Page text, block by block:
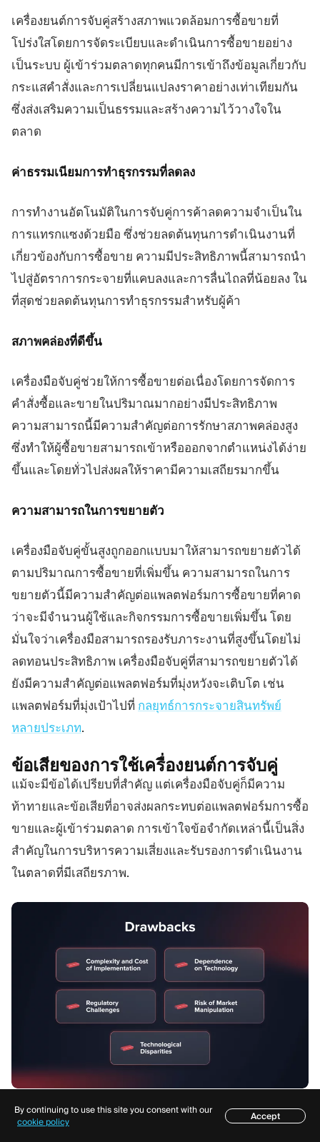
เครื่องยนต์การจับคู่สร้างสภาพแวดล้อมการซื้อขายที่
โปร่งใสโดยการจัดระเบียบและดำเนินการซื้อขายอย่าง
เป็นระบบ ผู้เข้าร่วมตลาดทุกคนมีการเข้าถึงข้อมูลเกี่ยวกับ
กระแสคำสั่งและการเปลี่ยนแปลงราคาอย่างเท่าเทียมกัน
ซึ่งส่งเสริมความเป็นธรรมและสร้างความไว้วางใจใน
ตลาด
ค่าธรรมเนียมการทำธุรกรรมที่ลดลง
การทำงานอัตโนมัติในการจับคู่การค้าลดความจำเป็นใน
การแทรกแซงด้วยมือ ซึ่งช่วยลดต้นทุนการดำเนินงานที่
เกี่ยวข้องกับการซื้อขาย ความมีประสิทธิภาพนี้สามารถนำ
ไปสู่อัตราการกระจายที่แคบลงและการลื่นไถลที่น้อยลง ใน
ที่สุดช่วยลดต้นทุนการทำธุรกรรมสำหรับผู้ค้า
สภาพคล่องที่ดีขึ้น
เครื่องมือจับคู่ช่วยให้การซื้อขายต่อเนื่องโดยการจัดการ
คำสั่งซื้อและขายในปริมาณมากอย่างมีประสิทธิภาพ
ความสามารถนี้มีความสำคัญต่อการรักษาสภาพคล่องสูง
ซึ่งทำให้ผู้ซื้อขายสามารถเข้าหรือออกจากตำแหน่งได้ง่าย
ขึ้นและโดยทั่วไปส่งผลให้ราคามีความเสถียรมากขึ้น
ความสามารถในการขยายตัว
เครื่องมือจับคู่ขั้นสูงถูกออกแบบมาให้สามารถขยายตัวได้
ตามปริมาณการซื้อขายที่เพิ่มขึ้น ความสามารถในการ
ขยายตัวนี้มีความสำคัญต่อแพลตฟอร์มการซื้อขายที่คาด
ว่าจะมีจำนวนผู้ใช้และกิจกรรมการซื้อขายเพิ่มขึ้น โดย
มั่นใจว่าเครื่องมือสามารถรองรับภาระงานที่สูงขึ้นโดยไม่
ลดทอนประสิทธิภาพ เครื่องมือจับคู่ที่สามารถขยายตัวได้
ยังมีความสำคัญต่อแพลตฟอร์มที่มุ่งหวังจะเติบโต เช่น
แพลตฟอร์มที่มุ่งเป้าไปที่ กลยุทธ์การกระจายสินทรัพย์
หลายประเภท.
ข้อเสียของการใช้เครื่องยนต์การจับคู่
แม้จะมีข้อได้เปรียบที่สำคัญ แต่เครื่องมือจับคู่ก็มีความ
ท้าทายและข้อเสียที่อาจส่งผลกระทบต่อแพลตฟอร์มการซื้อ
ขายและผู้เข้าร่วมตลาด การเข้าใจข้อจำกัดเหล่านี้เป็นสิ่ง
สำคัญในการบริหารความเสี่ยงและรับรองการดำเนินงาน
ในตลาดที่มีเสถียรภาพ.
ความซับซ้อนและต้นทุนในการดำเนินการ
สารบัญ
By continuing to use this site you consent with our
cookie policy
Accept